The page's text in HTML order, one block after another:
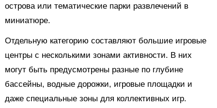
острова или тематические парки развлечений в
миниатюре.
Отдельную категорию составляют большие игровые
центры с несколькими зонами активности. В них
могут быть предусмотрены разные по глубине
бассейны, водные дорожки, игровые площадки и
даже специальные зоны для коллективных игр.